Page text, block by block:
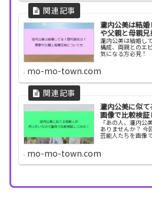
瀧内公美は結
や父親と母親兄
瀧内公美は結婚し
構成、両親とのエ
気になる方必見！
mo-mo-town.com
瀧内公美に似
画像で比較検証
「あの人、瀧内公
ありませんか？ 今
芸能人たちを画像
mo-mo-town.com